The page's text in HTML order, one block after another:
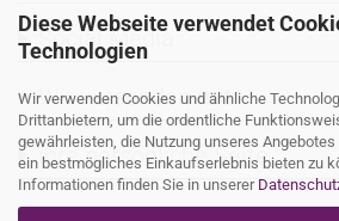
Diese Webseite verwendet
Technologien
Wir verwenden Cookies und ähnliche
Drittanbietern, um die ordentliche
gewährleisten, die Nutzung unseres
ein bestmögliches Einkaufserlebnis bieten zu
Informationen finden Sie in unserer
Social Media
Wir versenden mit
Ihre persönliche Seite